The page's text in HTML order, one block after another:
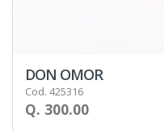
DON OMOR
Cod. 425316
Q. 300.00